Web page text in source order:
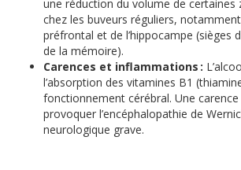
une réduction du volume de certaines
chez les buveurs réguliers,
préfrontal et de l’hippocampe (sièges
de la mémoire).
Carences et inflammations :
l’absorption des vitamines B1
fonctionnement cérébral. Une
provoquer l’encéphalopathie de
neurologique grave.